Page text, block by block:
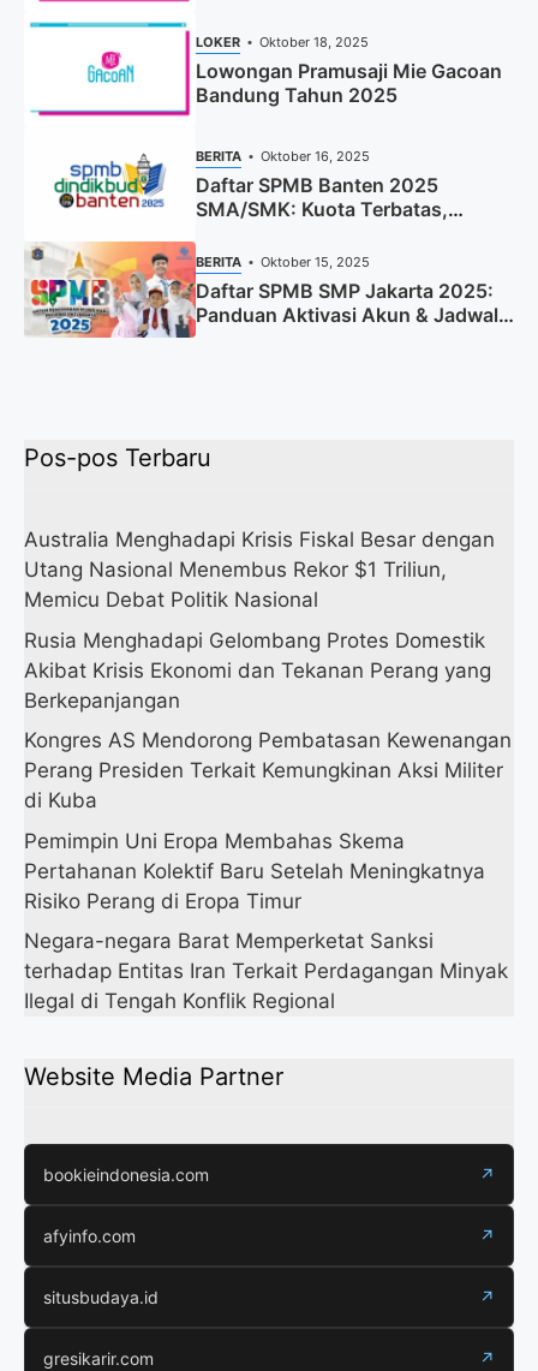
LOKER Oktober 18, 2025
Lowongan Pramusaji Mie Gacoan
Bandung Tahun 2025
BERITA Oktober 16, 2025
Daftar SPMB Banten 2025
SMA/SMK: Kuota Terbatas,
BERITA Oktober 15, 2025
Daftar SPMB SMP Jakarta 2025:
Panduan Aktivasi Akun & Jadwal
Lengkap
Pos-pos Terbaru
Australia Menghadapi Krisis Fiskal Besar dengan
Utang Nasional Menembus Rekor $1 Triliun,
Memicu Debat Politik Nasional
Rusia Menghadapi Gelombang Protes Domestik
Akibat Krisis Ekonomi dan Tekanan Perang yang
Berkepanjangan
Kongres AS Mendorong Pembatasan Kewenangan
Perang Presiden Terkait Kemungkinan Aksi Militer
di Kuba
Pemimpin Uni Eropa Membahas Skema
Pertahanan Kolektif Baru Setelah Meningkatnya
Risiko Perang di Eropa Timur
Negara-negara Barat Memperketat Sanksi
terhadap Entitas Iran Terkait Perdagangan Minyak
Ilegal di Tengah Konflik Regional
Website Media Partner
bookieindonesia.com ↗
afyinfo.com ↗
situsbudaya.id ↗
gresikarir.com ↗